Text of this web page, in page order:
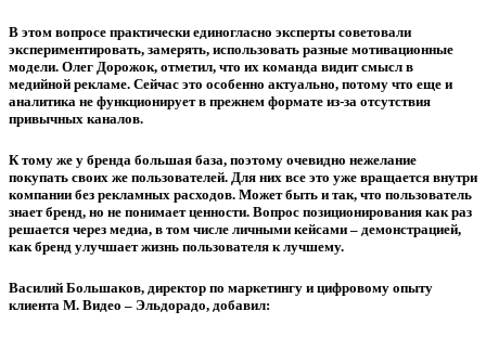
В этом вопросе практически единогласно эксперты советовали
экспериментировать, замерять, использовать разные мотивационные
модели. Олег Дорожок, отметил, что их команда видит смысл в
медийной рекламе. Сейчас это особенно актуально, потому что еще и
аналитика не функционирует в прежнем формате из-за отсутствия
привычных каналов.
К тому же у бренда большая база, поэтому очевидно нежелание
покупать своих же пользователей. Для них все это уже вращается внутри
компании без рекламных расходов. Может быть и так, что пользователь
знает бренд, но не понимает ценности. Вопрос позиционирования как раз
решается через медиа, в том числе личными кейсами – демонстрацией,
как бренд улучшает жизнь пользователя к лучшему.
Василий Большаков, директор по маркетингу и цифровому опыту
клиента М. Видео – Эльдорадо, добавил: